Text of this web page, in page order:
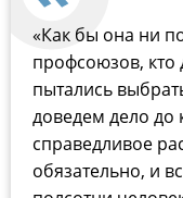
«Как бы она ни
профсоюзов,
пытались
доведем дело до
справедливое
обязательно, и